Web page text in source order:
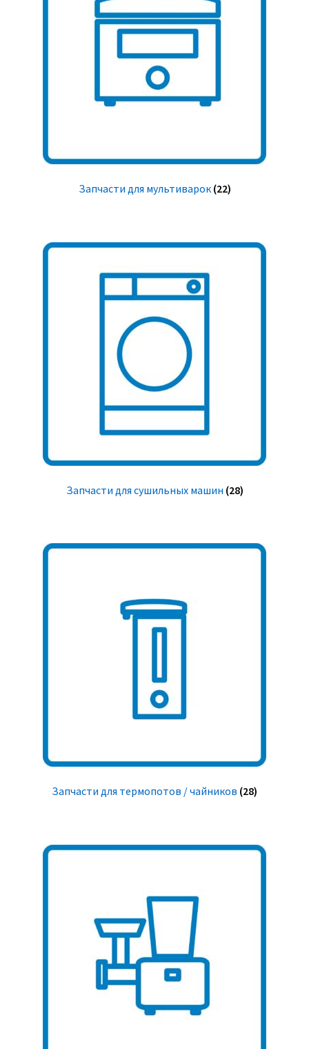
Запчасти для мультиварок (22)
Запчасти для сушильных машин (28)
Запчасти для термопотов / чайников (28)